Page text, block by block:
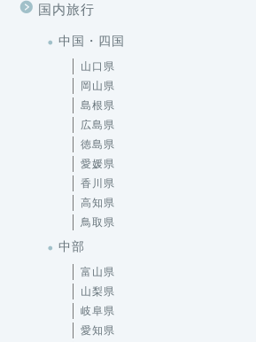
国内旅行
中国・四国
山口県
岡山県
島根県
広島県
徳島県
愛媛県
香川県
高知県
鳥取県
中部
富山県
山梨県
岐阜県
愛知県